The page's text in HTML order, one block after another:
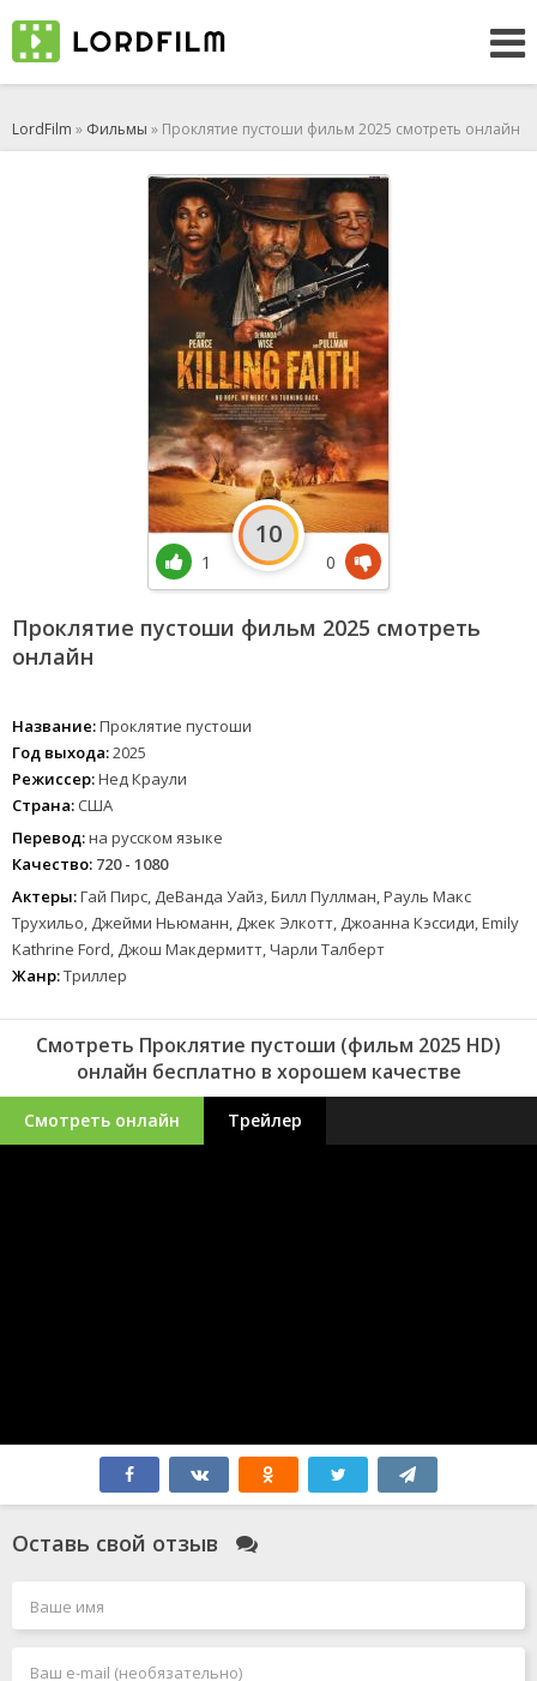
LordFilm » Фильмы » Проклятие пустоши фильм 2025 смотреть онлайн
Проклятие пустоши фильм 2025 смотреть
онлайн
Название:Проклятие пустоши
Год выхода:2025
Режиссер:Нед Краули
Страна: США
Перевод:на русском языке
Качество: 720 - 1080
Актеры:Гай Пирс, ДеВанда Уайз, Билл Пуллман, Рауль Макс
Трухильо, Джейми Ньюманн, Джек Элкотт, Джоанна Кэссиди, Emily
Kathrine Ford, Джош Макдермитт, Чарли Талберт
Жанр:Триллер
1
10
0
Смотреть Проклятие пустоши (фильм 2025 HD)
онлайн бесплатно в хорошем качестве
Смотреть онлайн Трейлер
Оставь свой отзыв